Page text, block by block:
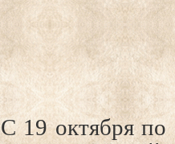
в МГОМЗ
С 19 октября